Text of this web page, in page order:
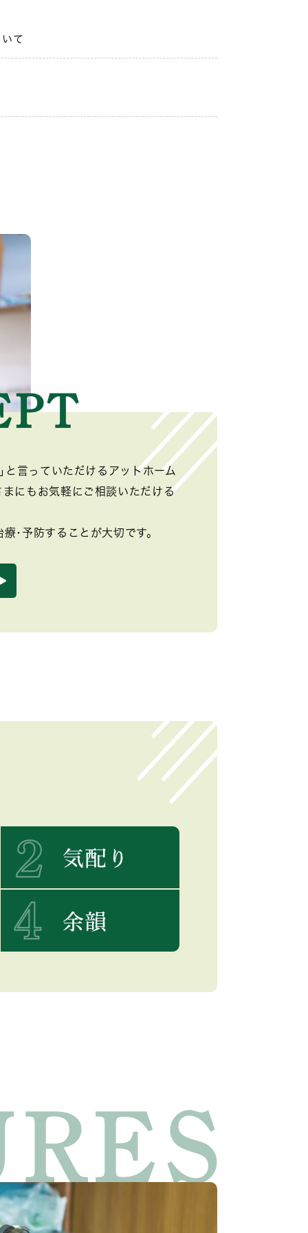
て
言っていただけるアットホーム
にもお気軽にご相談いただける
･予防することが大切です。